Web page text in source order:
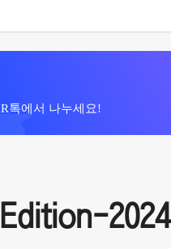
톡에서 나누세요!
2024